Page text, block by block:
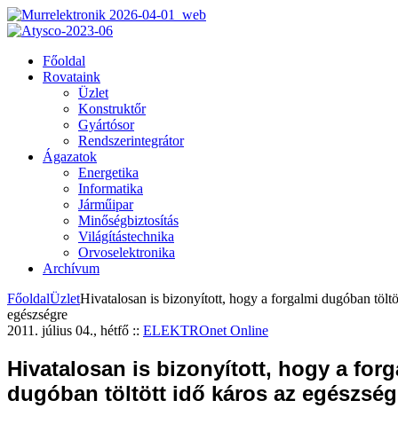
Főoldal
Rovataink
Üzlet
Konstruktőr
Gyártósor
Rendszerintegrátor
Ágazatok
Energetika
Informatika
Járműipar
Minőségbiztosítás
Világítástechnika
Orvoselektronika
Archívum
FőoldalÜzletHivatalosan is bizonyított, hogy a forgalmi dugóban
egészségre
2011. július 04., hétfő :: ELEKTROnet Online
Hivatalosan is bizonyított, hogy a
dugóban töltött idő káros az